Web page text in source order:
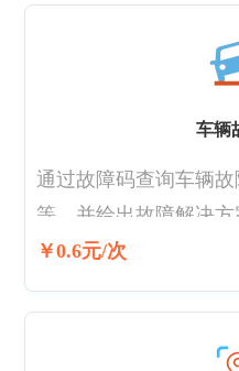
车辆
通过故障码查询车辆
等，并给出故障解决方
￥0.6元/次